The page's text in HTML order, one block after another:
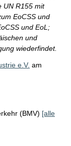
UN R155 mit
EoCSS und
und EoL;
und
wiederfindet.
e.V. am
(BMV) [alle